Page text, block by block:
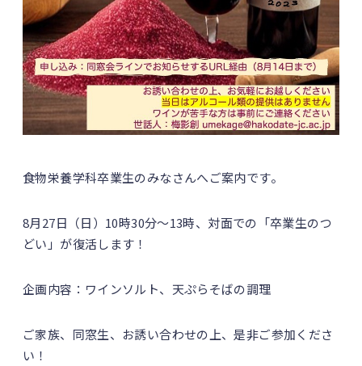
食物栄養学科卒業生のみなさんへご案内です。
8月27日（日）10時30分〜13時、対面での「卒業生のつ
どい」が復活します！
企画内容：ワインソルト、天ぷらそばの調理
ご家族、同窓生、お誘い合わせの上、是非ご参加くださ
い！